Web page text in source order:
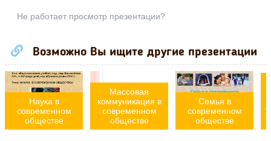
Не работает просмотр презентации?
Возможно Вы ищите другие презентации
Наука в
современном
обществе
Массовая
коммуникация в
современном
обществе
Семья в
современном
обществе